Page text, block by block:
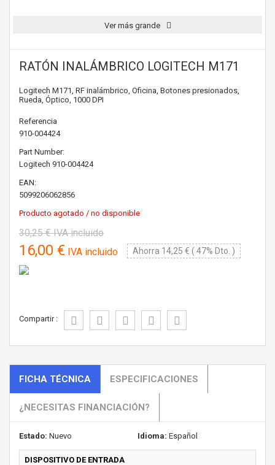
Ver más grande
RATÓN INALÁMBRICO LOGITECH M171
Logitech M171, RF inalámbrico, Oficina, Botones presionados,
Rueda, Óptico, 1000 DPI
Referencia
910-004424
Part Number:
Logitech 910-004424
EAN:
5099206062856
Producto agotado / no disponible
30,25 €IVA incluido
16,00 € IVA incluido Ahorra 14,25 € ( 47% Dto. )
Compartir :
FICHA TÉCNICA ESPECIFICACIONES
¿NECESITAS FINANCIACIÓN?
Estado: Nuevo Idioma: Español
DISPOSITIVO DE ENTRADA